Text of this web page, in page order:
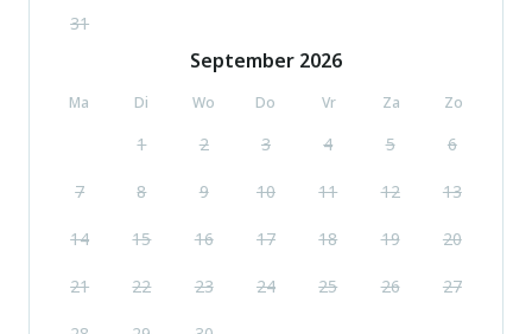
31
September 2026
Ma Di Wo Do Vr Za Zo
1 2 3 4 5 6
7 8 9 10 11 12 13
14 15 16 17 18 19 20
21 22 23 24 25 26 27